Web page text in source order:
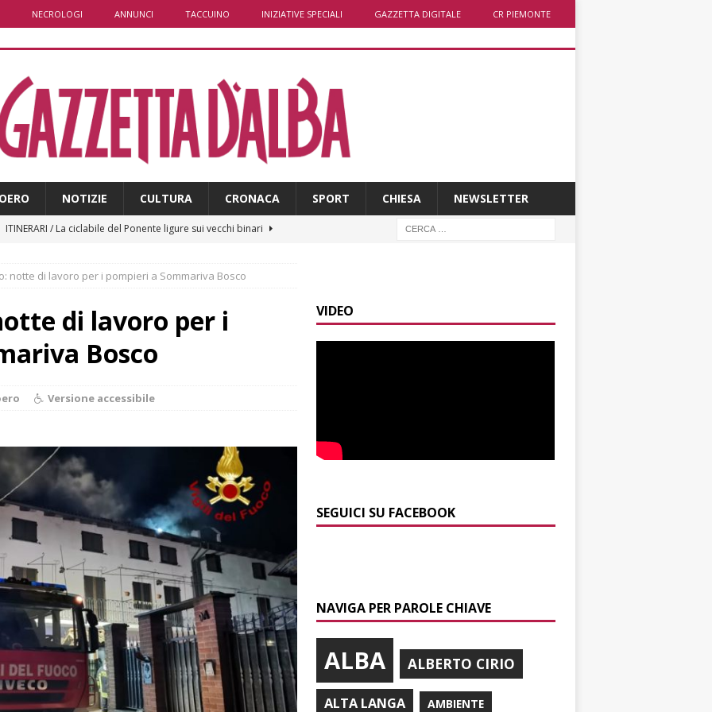
NECROLOGI ANNUNCI TACCUINO INIZIATIVE SPECIALI GAZZETTA DIGITALE CR PIEMONTE
NOTIZIE CULTURA CRONACA SPORT CHIESA NEWSLETTER
ITINERARI / La ciclabile del Ponente ligure sui vecchi binari
Maltempo a Monticello d’Alba: crolla un palo dell’illuminazione
Abitare il piemontese / La parola della settimana è Bifa
Piemonte e carabinieri forestali, rinnovata l’intesa anti incendi
Controlli straordinari ad Asti: oltre 150 persone identificate
Caso Galeasso in Comune ad Alba, per la Lega le dimissioni
problema politico
ALBA
notte di lavoro per i pompieri a Sommariva Bosco
di lavoro per i
Bosco
Versione accessibile
VIDEO
SEGUICI SU FACEBOOK
NAVIGA PER PAROLE CHIAVE
ALBA ALBERTO CIRIO
ALTA LANGA AMBIENTE